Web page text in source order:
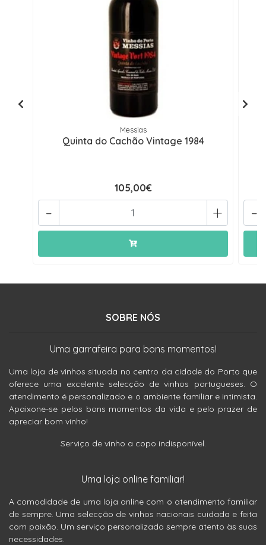
Messias
Quinta do Cachão Vintage 1984
105,00€
+
- -
SOBRE NÓS
Uma garrafeira para bons momentos!
Uma loja de vinhos situada no centro da cidade do Porto que
oferece uma excelente selecção de vinhos portugueses. O
atendimento é personalizado e o ambiente familiar e intimista.
Apaixone-se pelos bons momentos da vida e pelo prazer de
apreciar bom vinho!
Serviço de vinho a copo indisponível.
Uma loja online familiar!
A comodidade de uma loja online com o atendimento familiar
de sempre. Uma selecção de vinhos nacionais cuidada e feita
com paixão. Um serviço personalizado sempre atento às suas
necessidades.